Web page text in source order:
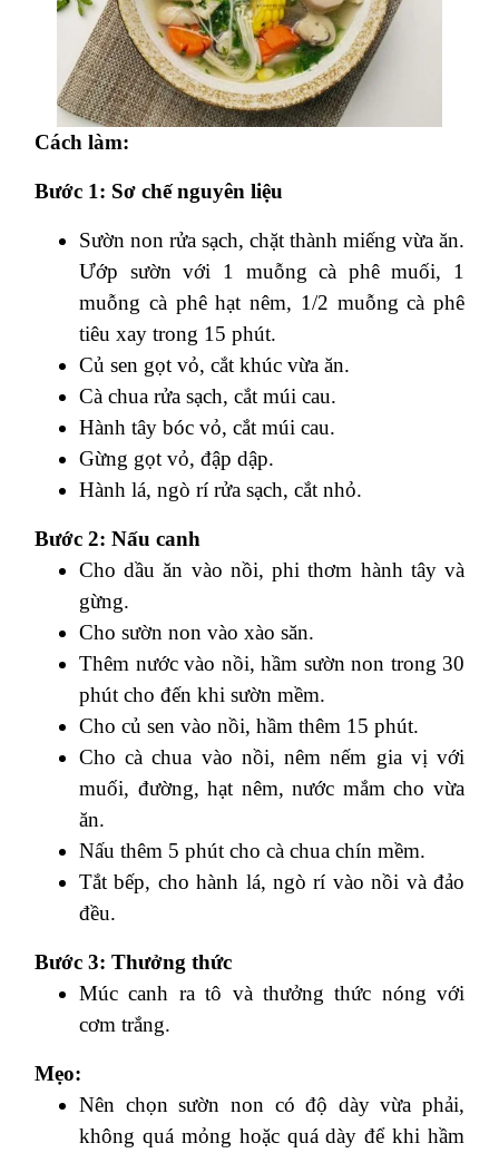
Cách làm:
Bước 1: Sơ chế nguyên liệu
Sườn non rửa sạch, chặt thành miếng vừa ăn.
Ướp sườn với 1 muỗng cà phê muối, 1
muỗng cà phê hạt nêm, 1/2 muỗng cà phê
tiêu xay trong 15 phút.
Củ sen gọt vỏ, cắt khúc vừa ăn.
Cà chua rửa sạch, cắt múi cau.
Hành tây bóc vỏ, cắt múi cau.
Gừng gọt vỏ, đập dập.
Hành lá, ngò rí rửa sạch, cắt nhỏ.
Bước 2: Nấu canh
Cho dầu ăn vào nồi, phi thơm hành tây và
gừng.
Cho sườn non vào xào săn.
Thêm nước vào nồi, hầm sườn non trong 30
phút cho đến khi sườn mềm.
Cho củ sen vào nồi, hầm thêm 15 phút.
Cho cà chua vào nồi, nêm nếm gia vị với
muối, đường, hạt nêm, nước mắm cho vừa
ăn.
Nấu thêm 5 phút cho cà chua chín mềm.
Tắt bếp, cho hành lá, ngò rí vào nồi và đảo
đều.
Bước 3: Thưởng thức
Múc canh ra tô và thưởng thức nóng với
cơm trắng.
Mẹo:
Nên chọn sườn non có độ dày vừa phải,
không quá mỏng hoặc quá dày để khi hầm